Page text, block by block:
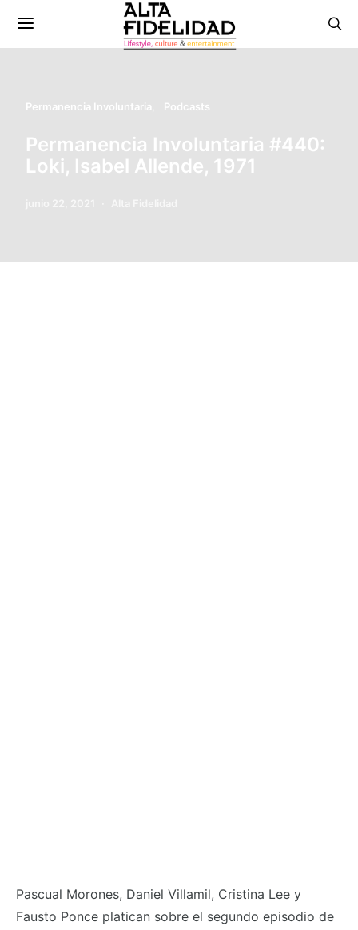
Permanencia Involuntaria Podcasts
Permanencia Involuntaria #440:
Loki, Isabel Allende, 1971
Pascual Morones, Daniel Villamil, Cristina Lee y
Fausto Ponce platican sobre el segundo episodio de